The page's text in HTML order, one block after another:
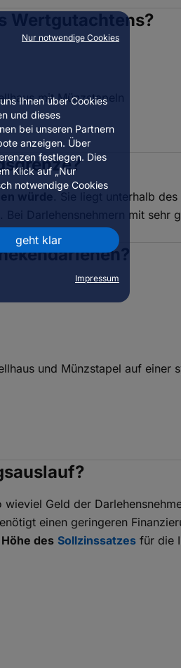
Nur notwendige Cookies
Ihnen über Cookies
und dieses
bei unseren Partnern
anzeigen. Über
festlegen. Dies
Klick auf „Nur
notwendige Cookies
geht klar
Impressum
Wertgutachtens?
würde
. Sie liegt unterhalb
Darlehensnehmern mit sehr
Geld der
einen geringeren
des Sollzinssatzes für die